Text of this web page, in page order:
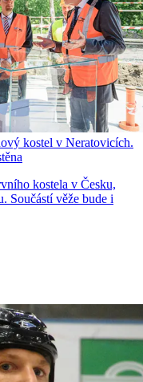
kostel v Neratovicích.
kostela v Česku,
Součástí věže bude i